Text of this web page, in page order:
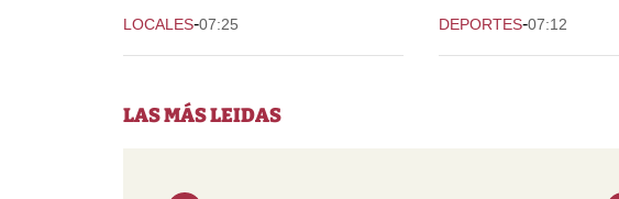
LOCALES-07:25 DEPORTES-07:12
LAS MÁS LEIDAS